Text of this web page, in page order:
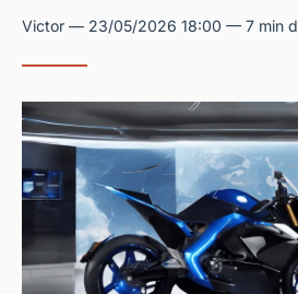
Victor — 23/05/2026 18:00 — 7 min